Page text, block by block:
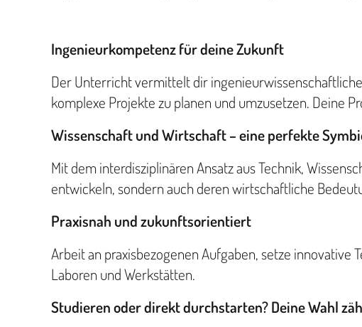
Ingenieurkompetenz für deine Zukunft
Der Unterricht vermittelt dir
komplexe Projekte zu planen und umzusetzen. Deine
Wissenschaft und Wirtschaft – eine perfekte
Mit dem interdisziplinären Ansatz aus Technik,
entwickeln, sondern auch deren wirtschaftliche
Praxisnah und zukunftsorientiert
Arbeit an praxisbezogenen Aufgaben, setze
Laboren und Werkstätten.
Studieren oder direkt durchstarten? Deine Wahl